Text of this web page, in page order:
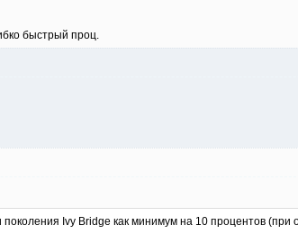
быстрый проц.
Ivy Bridge как минимум на 10 процентов (при